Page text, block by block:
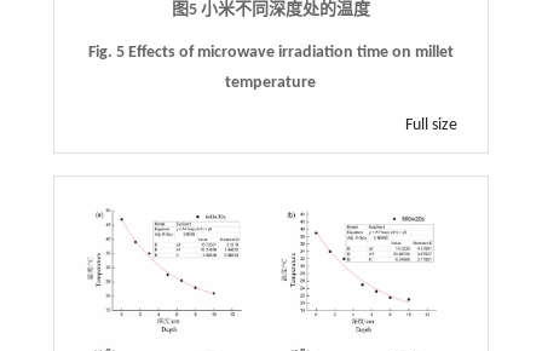
图5 小米不同深度处的温度
Fig. 5 Effects of microwave irradiation time on millet
temperature
Full size